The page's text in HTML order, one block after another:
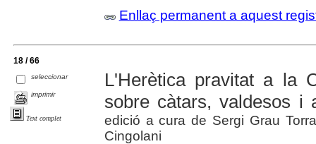
Enllaç permanent a aquest
18 / 66
seleccionar
imprimir
Text complet
L'Herètica pravitat a la
sobre càtars, valdesos i
edició a cura de Sergi Grau
Cingolani